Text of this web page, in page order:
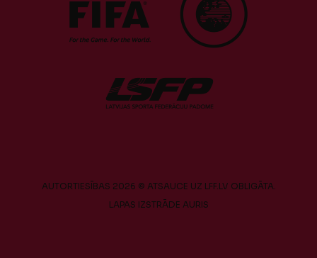
AUTORTIESĪBAS 2026 © ATSAUCE UZ LFF.LV OBLIGĀTA.
LAPAS IZSTRĀDE AURIS